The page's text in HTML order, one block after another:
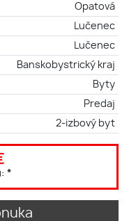
Opatová
Lučenec
Lučenec
Banskobystrický kraj
Byty
Predaj
2-izbový byt
*